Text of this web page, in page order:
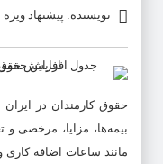
نویسنده: پیشنهاد ویژه
حقوق کارمندان در
بیمه‌ها، مزایا، مرخصی
مانند ساعات اضافه